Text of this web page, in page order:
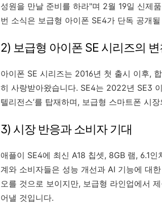
성원을 만날 준비를 하라"며 2월 19일 신제
번 소식은 보급형 아이폰 SE4가 단독 공개
2) 보급형 아이폰 SE 시리즈의
아이폰 SE 시리즈는 2016년 첫 출시 이후,
히 사랑받아왔습니다. SE4는 2022년 SE3
텔리전스’를 탑재하며, 보급형 스마트폰 시
3) 시장 반응과 소비자 기대
애플이 SE4에 최신 A18 칩셋, 8GB 램, 6.1
계와 소비자들은 성능 개선과 AI 기능에 대
오를 것으로 보이지만, 보급형 라인업에서
어낼 것입니다.